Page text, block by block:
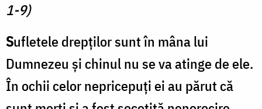
1-9)
Sufletele drepților sunt în mâna lui
Dumnezeu și chinul nu se va atinge de ele.
În ochii celor nepricepuți ei au părut că